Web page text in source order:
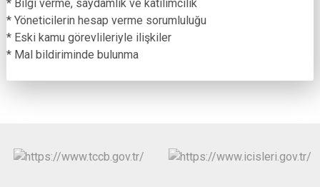
* Bilgi verme, saydamlık ve katılımcılık
* Yöneticilerin hesap verme sorumluluğu
* Eski kamu görevlileriyle ilişkiler
* Mal bildiriminde bulunma